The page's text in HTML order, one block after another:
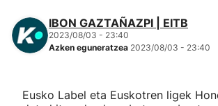
Mendi-lasterketak
IBON GAZTAÑAZPI | EITB
2023/08/03 - 23:40
Azken eguneratzea 2023/08/03 - 23:40
Eusko Label eta Euskotren ligek